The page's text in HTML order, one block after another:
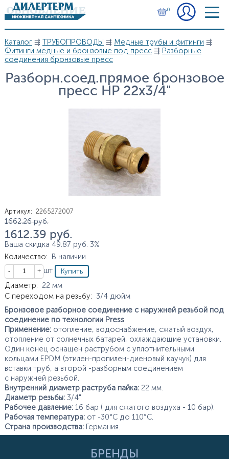
Перейти к основному содержанию
0
Вы здесь
Каталог⇶ ТРУБОПРОВОДЫ ⇶ Медные трубы и фитинги ⇶
Фитинги медные и бронзовые под пресс⇶ Разборные
соединения бронзовые пресс
Разборн.соед.прямое бронзовое
пресс НР 22х3/4"
Артикул: 2265272007
Цена
1 662.26 руб.
1 612.39 руб.
Ваша скидка 49.87 руб. 3%
Количество:
В наличии
Кол-во
шт
Характеристики
Диаметр: 22 мм
С переходом на резьбу: 3/4 дюйм
Бронзовое разборное соединение с наружней резьбой под
соединение по технологии Press
Применение: отопление, водоснабжение, сжатый воздух,
отопление от солнечных батарей, охлаждающие установки.
Один конец оснащен раструбом с уплотнительными
кольцами EPDM (этилен-пропилен-диеновый каучук) для
вставки труб, а второй -разборным соединением
с наружней резьбой..
Внутренний диаметр раструба пайка:22 мм.
Диаметр резьбы:3/4".
Рабочее давление: 16 бар ( для сжатого воздуха - 10 бар).
Рабочая температура: от -30°С до 110°С.
Страна производства: Германия.
БРЕНДЫ